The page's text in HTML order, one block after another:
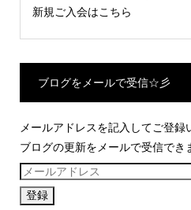
新規ご入会はこちら
ブログをメールで受信☆彡
メールアドレスを記入してご登
ブログの更新をメールで受信でき
メ
ー